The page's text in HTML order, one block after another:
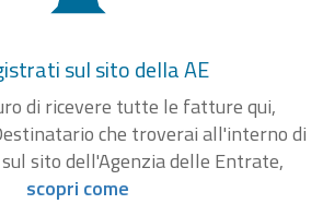
sul sito della AE
di ricevere tutte le fatture qui,
che troverai all'interno di
sito dell'Agenzia delle Entrate,
scopri come